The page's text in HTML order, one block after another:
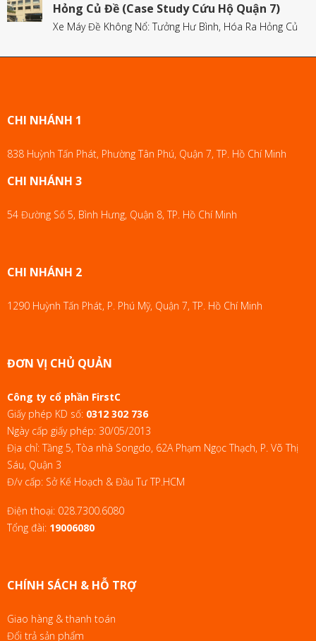
Hỏng Củ Đề (Case Study Cứu Hộ Quận 7)
Xe Máy Đề Không Nổ: Tưởng Hư Bình, Hóa Ra Hỏng Củ
CHI NHÁNH 1
838 Huỳnh Tấn Phát, Phường Tân Phú, Quận 7, TP. Hồ Chí Minh
CHI NHÁNH 3
54 Đường Số 5, Bình Hưng, Quận 8, TP. Hồ Chí Minh
CHI NHÁNH 2
1290 Huỳnh Tấn Phát, P. Phú Mỹ, Quận 7, TP. Hồ Chí Minh
ĐƠN VỊ CHỦ QUẢN
Công ty cổ phần FirstC
Giấy phép KD số: 0312 302 736
Ngày cấp giấy phép: 30/05/2013
Địa chỉ: Tầng 5, Tòa nhà Songdo, 62A Phạm Ngọc Thạch, P. Võ Thị
Sáu, Quận 3
Đ/v cấp: Sở Kế Hoạch & Đầu Tư TP.HCM
Điện thoại: 028.7300.6080
Tổng đài: 19006080
CHÍNH SÁCH & HỖ TRỢ
Giao hàng & thanh toán
Đổi trả sản phẩm